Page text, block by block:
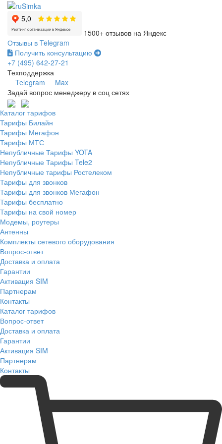
1500+ отзывов на Яндекс
Отзывы в Telegram
Получить консультацию
+7 (495) 642-27-21
Техподдержка
Telegram
Max
Задай вопрос менеджеру в соц сетях
Каталог тарифов
Тарифы Билайн
Тарифы Мегафон
Тарифы МТС
Непубличные Тарифы YOTA
Непубличные Тарифы Tele2
Непубличные тарифы Ростелеком
Тарифы для звонков
Тарифы для звонков Мегафон
Тарифы бесплатно
Тарифы на свой номер
Модемы, роутеры
Антенны
Комплекты сетевого оборудования
Вопрос-ответ
Доставка и оплата
Гарантии
Активация SIM
Партнерам
Контакты
Каталог тарифов
Вопрос-ответ
Доставка и оплата
Гарантии
Активация SIM
Партнерам
Контакты